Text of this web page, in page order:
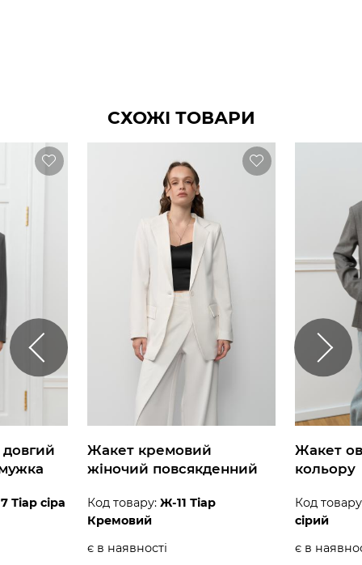
СХОЖІ ТОВАРИ
Тіар сіра
Жакет кремовий
жіночий повсякденний
Код товару: Ж-11 Тіар
Кремовий
є в наявності
Жакет
кольору
Код
сірий
є в